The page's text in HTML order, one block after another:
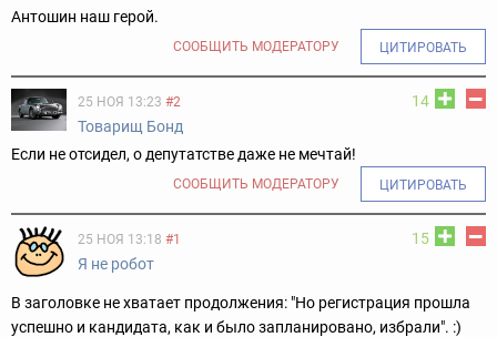
Антошин наш герой.
СООБЩИТЬ МОДЕРАТОРУ ЦИТИРОВАТЬ
14
25 НОЯ 13:23 #2
Товарищ Бонд
Если не отсидел, о депутатстве даже не мечтай!
СООБЩИТЬ МОДЕРАТОРУ ЦИТИРОВАТЬ
15
25 НОЯ 13:18 #1
Я не робот
В заголовке не хватает продолжения: "Но регистрация прошла
успешно и кандидата, как и было запланировано, избрали". :)